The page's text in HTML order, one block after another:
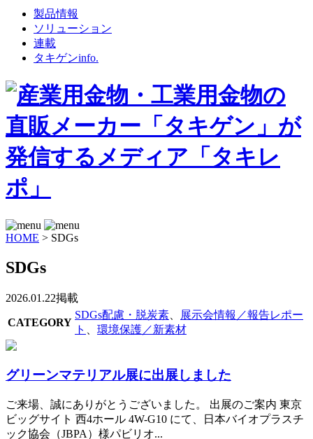
製品情報
ソリューション
連載
タキゲンinfo.
HOME > SDGs
SDGs
2026.01.22掲載
CATEGORY
SDGs配慮・脱炭素
展示会情報／報告レポー
ト
環境保護／新素材
グリーンマテリアル展に出展しました
ご来場、誠にありがとうございました。 出展のご案内 東京
ビッグサイト 西4ホール 4W-G10 にて、日本バイオプラスチ
ック協会（JBPA）様パビリオ...